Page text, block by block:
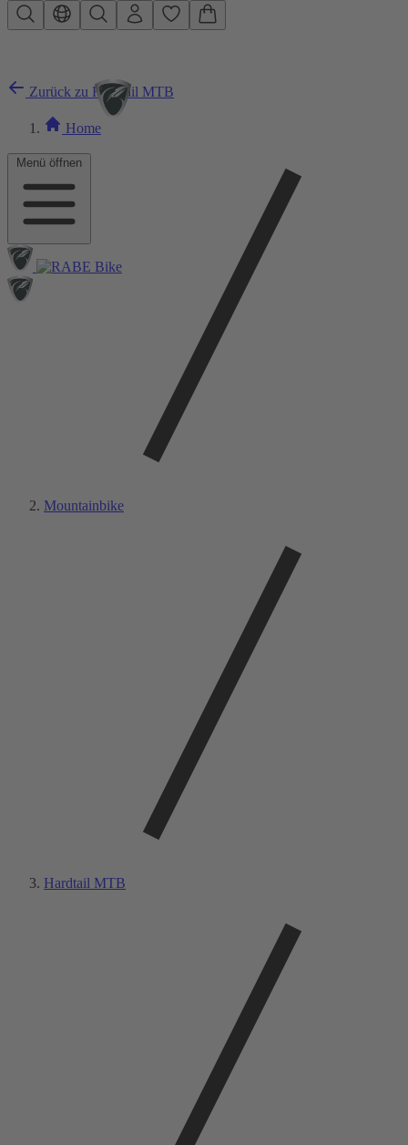
Zum Hauptinhalt springen
Menü öffnen
Zurück zu Hardtail MTB
Home
Mountainbike
Hardtail MTB